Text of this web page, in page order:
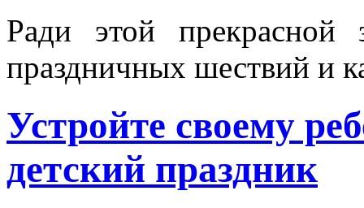
Ради этой прекрасной
праздничных шествий и
Устройте своему
детский праздник